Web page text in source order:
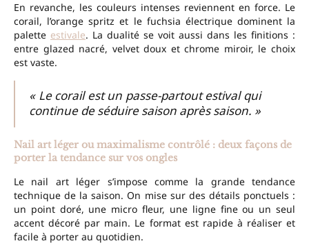
En revanche, les couleurs intenses reviennent en force. Le
corail, l’orange spritz et le fuchsia électrique dominent la
palette estivale. La dualité se voit aussi dans les finitions :
entre glazed nacré, velvet doux et chrome miroir, le choix
est vaste.
« Le corail est un passe-partout estival qui
continue de séduire saison après saison. »
Nail art léger ou maximalisme contrôlé : deux façons de
porter la tendance sur vos ongles
Le nail art léger s’impose comme la grande tendance
technique de la saison. On mise sur des détails ponctuels :
un point doré, une micro fleur, une ligne fine ou un seul
accent décoré par main. Le format est rapide à réaliser et
facile à porter au quotidien.